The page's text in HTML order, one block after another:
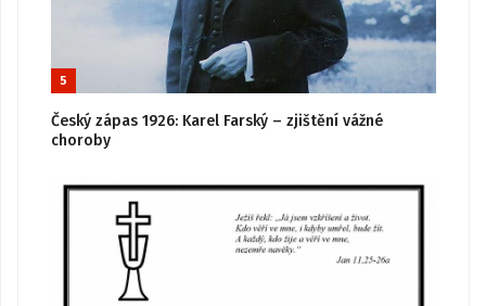
5
Český zápas 1926: Karel Farský – zjištění vážné
choroby